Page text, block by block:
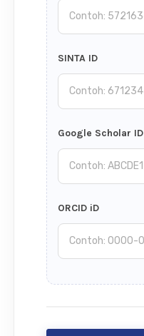
SINTA ID
Google Scholar ID
ORCID iD